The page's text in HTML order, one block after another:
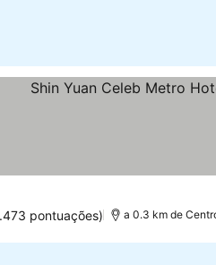
pontuações) a 0.3 km de